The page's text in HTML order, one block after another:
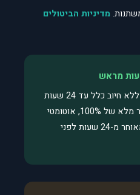
מדיניות הביטולים
אפשר לבטל את ההזמנה ללא חיוב כלל עד 24 שעות
לפני שעת היציאה — החזר מלא של 100%, אוטומטי
לכרטיס האשראי. ביטול מאוחר מ-24 שעות לפני